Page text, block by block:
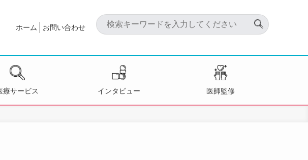
ホーム お問い合わせ
療サービス インタビュー 医師監修